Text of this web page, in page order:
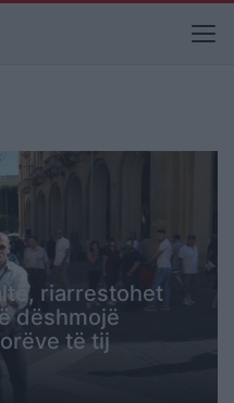
riarrestohet
dëshmojë
të tij